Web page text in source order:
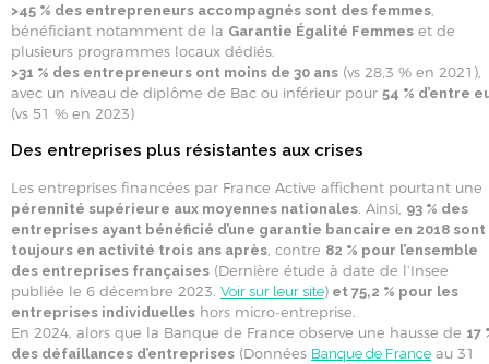
>45 % des entrepreneurs accompagnés sont des femmes,
bénéficiant notamment de la Garantie Égalité Femmes et de
plusieurs programmes locaux dédiés.
>31 % des entrepreneurs ont moins de 30 ans (vs 28,3 % en 2021),
avec un niveau de diplôme de Bac ou inférieur pour 54 % d’entre
(vs 51 % en 2023)
Des entreprises plus résistantes aux crises
Les entreprises financées par France Active affichent pourtant une
pérennité supérieure aux moyennes nationales. Ainsi, 93 % des
entreprises ayant bénéficié d’une garantie bancaire en 2018 sont
toujours en activité trois ans après, contre 82 % pour l’ensemble
des entreprises françaises (Dernière étude à date de l’Insee
publiée le 6 décembre 2023. Voir sur leur site) et 75,2 % pour les
entreprises individuelles hors micro-entreprise.
En 2024, alors que la Banque de France observe une hausse de 17
des défaillances d’entreprises (Données Banque de France au 31